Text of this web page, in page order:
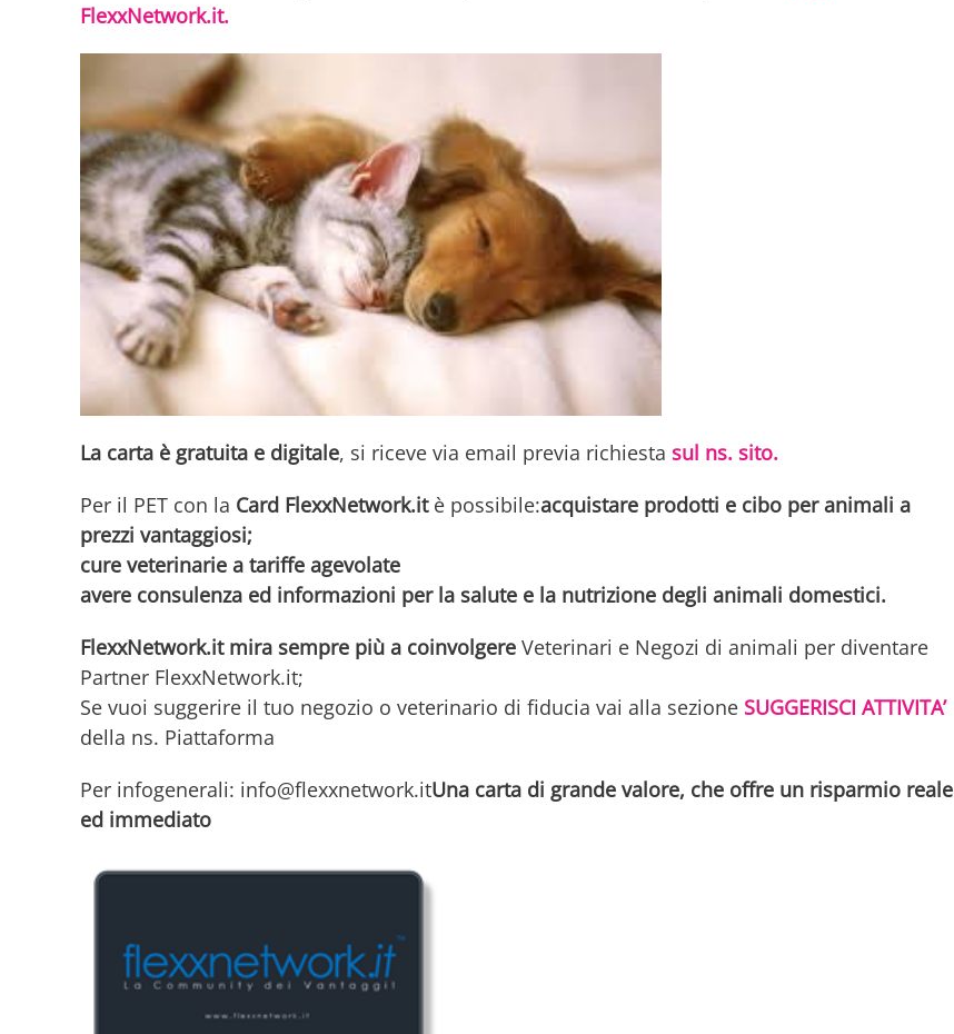
FlexxNetwork.it.
La carta è gratuita e digitale, si riceve via email previa richiesta sul ns. sito.
Per il PET con la Card FlexxNetwork.itè possibile:acquistare prodotti e cibo per animali a
prezzi vantaggiosi;
cure veterinarie a tariffe agevolate
avere consulenza ed informazioni per la salute e la nutrizione degli animali domestici.
FlexxNetwork.it mira sempre più a coinvolgere Veterinari e Negozi di animali per diventare
Partner FlexxNetwork.it;
Se vuoi suggerire il tuo negozio o veterinario di fiducia vai alla sezione SUGGERISCI ATTIVITA’
della ns. Piattaforma
Per infogenerali: info@flexxnetwork.itUna carta di grande valore, che offre un risparmio reale
ed immediato